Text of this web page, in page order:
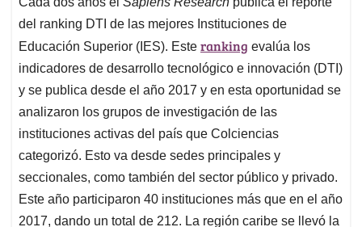
s
A
p
p
b
o
o
k
e
d
I
n
l
a
d
s
del ranking DTI de las mejores Instituciones de
Educación Superior (IES). Este ranking evalúa los
indicadores de desarrollo tecnológico e innovación (DTI)
y se publica desde el año 2017 y en esta oportunidad se
analizaron los grupos de investigación de las
instituciones activas del país que Colciencias
categorizó. Esto va desde sedes principales y
seccionales, como también del sector público y privado.
Este año participaron 40 instituciones más que en el año
2017, dando un total de 212. La región caribe se llevó la